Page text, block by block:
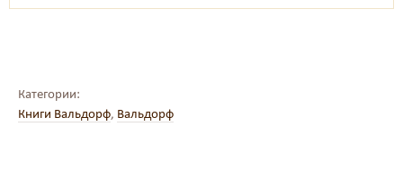
Категории:
Книги Вальдорф, Вальдорф